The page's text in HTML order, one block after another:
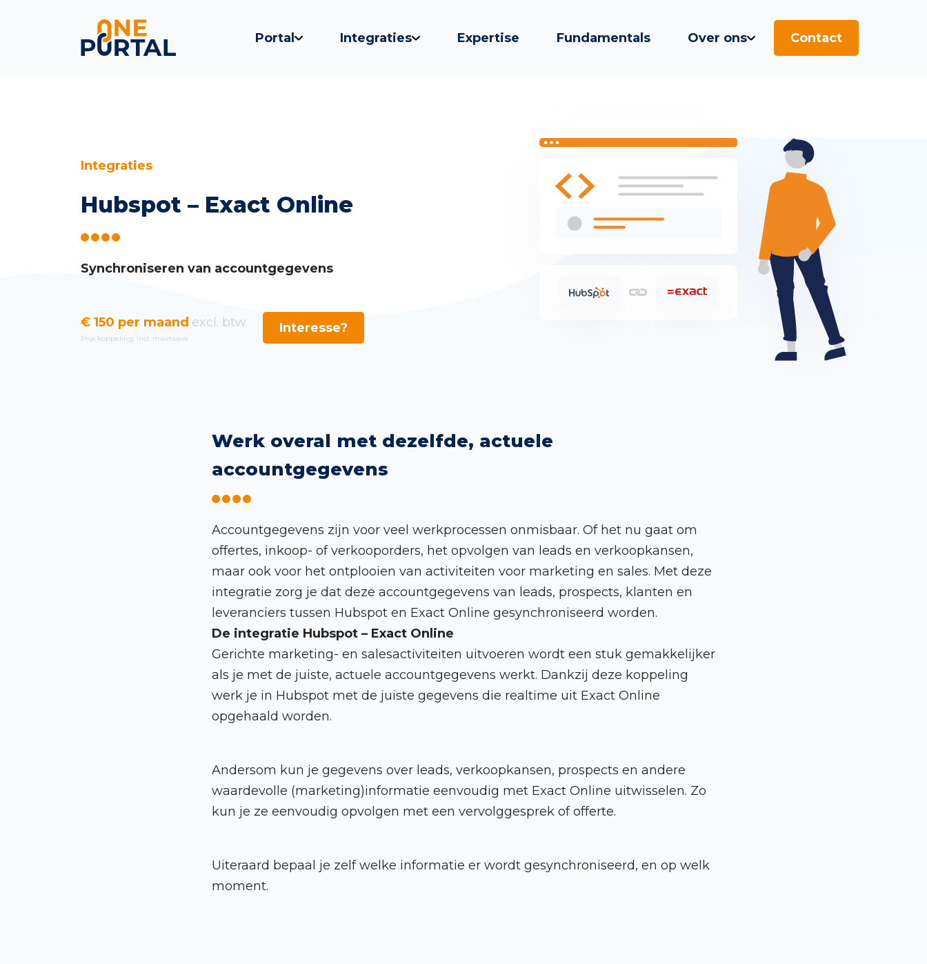
Portal Integraties Expertise Fundamentals Over ons Contact
Integraties
Hubspot – Exact Online
Synchroniseren van accountgegevens
€ 150 per maand excl. btw
Prijs koppeling, incl. maatwerk
Interesse?
Werk overal met dezelfde, actuele
accountgegevens
Accountgegevens zijn voor veel werkprocessen onmisbaar. Of het nu gaat om
offertes, inkoop- of verkooporders, het opvolgen van leads en verkoopkansen,
maar ook voor het ontplooien van activiteiten voor marketing en sales. Met deze
integratie zorg je dat deze accountgegevens van leads, prospects, klanten en
leveranciers tussen Hubspot en Exact Online gesynchroniseerd worden.
De integratie Hubspot – Exact Online
Gerichte marketing- en salesactiviteiten uitvoeren wordt een stuk gemakkelijker
als je met de juiste, actuele accountgegevens werkt. Dankzij deze koppeling
werk je in Hubspot met de juiste gegevens die realtime uit Exact Online
opgehaald worden.
Andersom kun je gegevens over leads, verkoopkansen, prospects en andere
waardevolle (marketing)informatie eenvoudig met Exact Online uitwisselen. Zo
kun je ze eenvoudig opvolgen met een vervolggesprek of offerte.
Uiteraard bepaal je zelf welke informatie er wordt gesynchroniseerd, en op welk
moment.